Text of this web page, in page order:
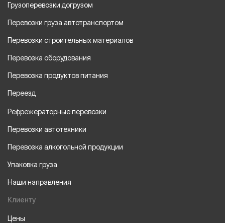
Грузоперевозки догрузом
Перевозки груза автотранспортом
Перевозки строительных материалов
Перевозка оборудования
Перевозка продуктов питания
Переезд
Рефрежераторные перевозки
Перевозки автотехники
Перевозка алкогольной продукции
Упаковка груза
Наши направления
Клиенту
Цены